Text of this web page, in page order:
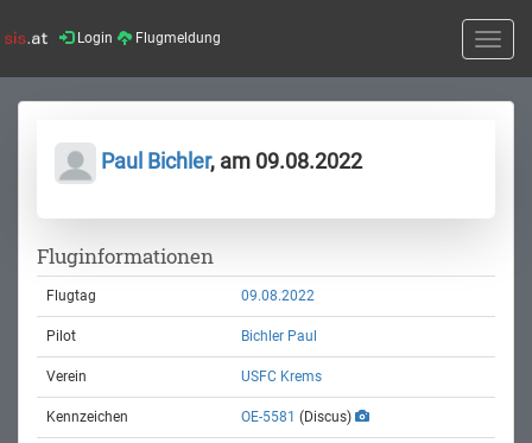
Login Flugmeldung
Toggle
Paul Bichler, am 09.08.2022
Fluginformationen
Flugtag 09.08.2022
Pilot Bichler Paul
Verein USFC Krems
Kennzeichen OE-5581 (Discus)